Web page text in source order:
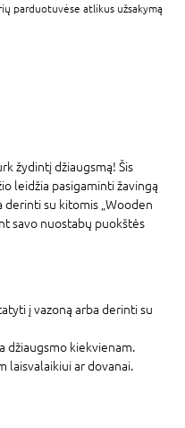
parduotuvėse atlikus užsakymą
žydintį džiaugsmą! Šis
leidžia pasigaminti žavingą
derinti su kitomis „Wooden
savo nuostabų puokštės
į vazoną arba derinti su
džiaugsmo kiekvienam.
laisvalaikiui ar dovanai.